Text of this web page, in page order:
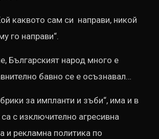
каквото сам си направи, никой
го направи“.
Българският народ много е
бавно се е осъзнавал…
за импланти и зъби“, има и в
с изключително агресивна
и рекламна политика по